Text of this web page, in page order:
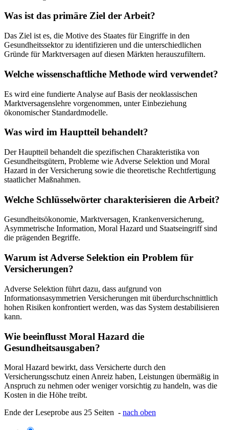
Was ist das primäre Ziel der Arbeit?
Das Ziel ist es, die Motive des Staates für Eingriffe in den
Gesundheitssektor zu identifizieren und die unterschiedlichen
Gründe für Marktversagen auf diesen Märkten herauszufiltern.
Welche wissenschaftliche Methode wird verwendet?
Es wird eine fundierte Analyse auf Basis der neoklassischen
Marktversagenslehre vorgenommen, unter Einbeziehung
ökonomischer Standardmodelle.
Was wird im Hauptteil behandelt?
Der Hauptteil behandelt die spezifischen Charakteristika von
Gesundheitsgütern, Probleme wie Adverse Selektion und Moral
Hazard in der Versicherung sowie die theoretische Rechtfertigung
staatlicher Maßnahmen.
Welche Schlüsselwörter charakterisieren die Arbeit?
Gesundheitsökonomie, Marktversagen, Krankenversicherung,
Asymmetrische Information, Moral Hazard und Staatseingriff sind
die prägenden Begriffe.
Warum ist Adverse Selektion ein Problem für
Versicherungen?
Adverse Selektion führt dazu, dass aufgrund von
Informationsasymmetrien Versicherungen mit überdurchschnittlich
hohen Risiken konfrontiert werden, was das System destabilisieren
kann.
Wie beeinflusst Moral Hazard die
Gesundheitsausgaben?
Moral Hazard bewirkt, dass Versicherte durch den
Versicherungsschutz einen Anreiz haben, Leistungen übermäßig in
Anspruch zu nehmen oder weniger vorsichtig zu handeln, was die
Kosten in die Höhe treibt.
Ende der Leseprobe aus 25 Seiten - nach oben